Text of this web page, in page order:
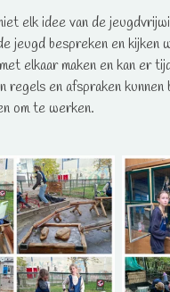
elk idee van de
jeugd bespreken en
elkaar maken en kan er
regels en afspraken
om te werken.